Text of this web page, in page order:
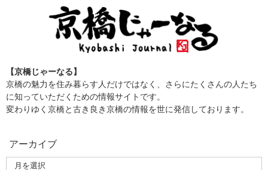
【京橋じゃーなる】
京橋の魅力を住み暮らす人だけではなく、さらにたくさんの人たち
に知っていただくための情報サイトです。
変わりゆく京橋と古き良き京橋の情報を世に発信しております。
アーカイブ